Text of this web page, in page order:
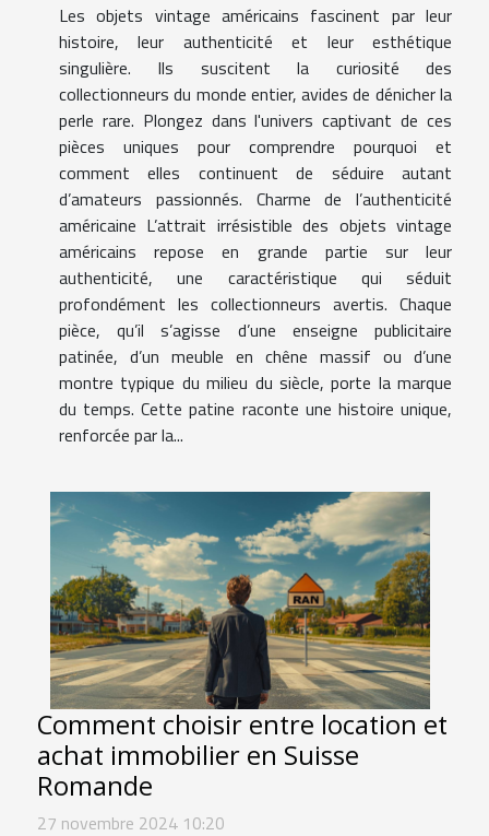
Les objets vintage américains fascinent par leur
histoire, leur authenticité et leur esthétique
singulière. Ils suscitent la curiosité des
collectionneurs du monde entier, avides de dénicher la
perle rare. Plongez dans l'univers captivant de ces
pièces uniques pour comprendre pourquoi et
comment elles continuent de séduire autant
d’amateurs passionnés. Charme de l’authenticité
américaine L’attrait irrésistible des objets vintage
américains repose en grande partie sur leur
authenticité, une caractéristique qui séduit
profondément les collectionneurs avertis. Chaque
pièce, qu’il s’agisse d’une enseigne publicitaire
patinée, d’un meuble en chêne massif ou d’une
montre typique du milieu du siècle, porte la marque
du temps. Cette patine raconte une histoire unique,
renforcée par la...
Comment choisir entre location et
achat immobilier en Suisse
Romande
27 novembre 2024 10:20